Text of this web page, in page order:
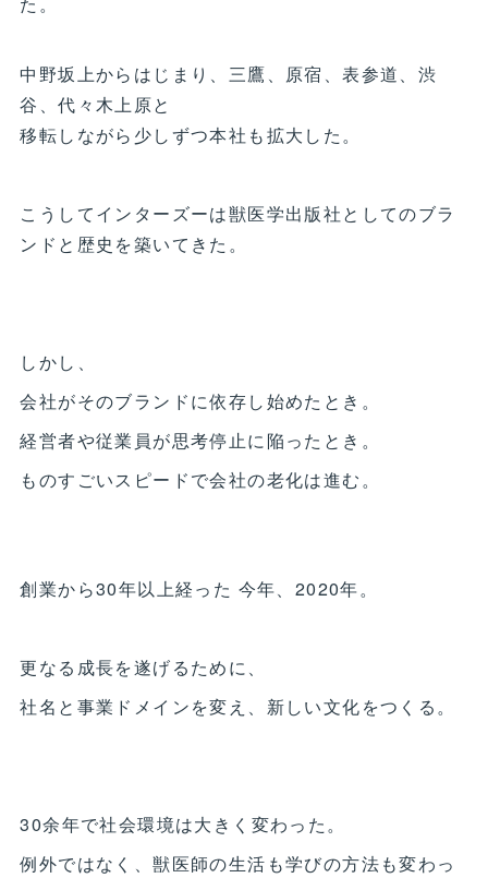
中野坂上からはじまり、三鷹、原宿、表参道、渋
谷、代々木上原と
移転しながら少しずつ本社も拡大した。
こうしてインターズーは獣医学出版社としてのブラ
ンドと歴史を築いてきた。
しかし、
会社がそのブランドに依存し始めたとき。
経営者や従業員が思考停止に陥ったとき。
ものすごいスピードで会社の老化は進む。
創業から30年以上経った 今年、2020年。
更なる成長を遂げるために、
社名と事業ドメインを変え、新しい文化をつくる。
30余年で社会環境は大きく変わった。
例外ではなく、獣医師の生活も学びの方法も変わっ